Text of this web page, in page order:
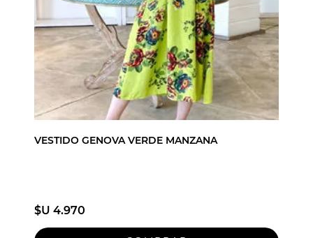
VESTIDO GENOVA VERDE MANZANA
$U 4.970